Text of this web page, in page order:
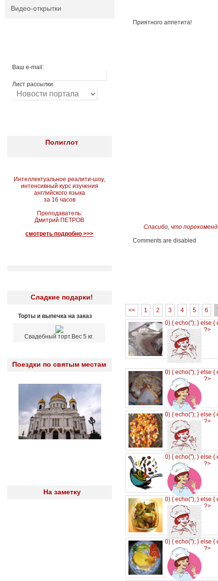
Видео-открытки
Ваш e-mail:
Лист рассылки:
Полиглот
Интеллектуальное реалити-шоу,
интенсивный курс изучения
английского языка
за 16 часов
Преподаватель:
Дмитрий ПЕТРОВ
смотреть подробно >>>
Сладкие подарки!
Торты и выпечка на заказ
Свадебный торт.Вес 5 кг.
Поездки по святым местам
На заметку
Приятного аппетита!
Спасибо, что
Comments are disabled
<< 1 2 3 4 5 6
0) { echo(''); } else {
?>
0) { echo(''); } else {
?>
0) { echo(''); } else {
?>
0) { echo(''); } else {
?>
0) { echo(''); } else {
?>
0) { echo(''); } else {
?>